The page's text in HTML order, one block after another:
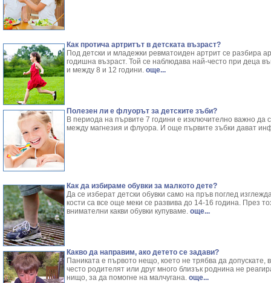
Как протича артритът в детската възраст?
Под детски и младежки ревматоиден артрит се разбира
годишна възраст. Той се наблюдава най-често при деца
и между 8 и 12 години. още...
Полезен ли е флуорът за детските зъби?
В периода на първите 7 години е изключително важно да
между магнезия и флуора. И още първите зъбки дават
Как да избираме обувки за малкото дете?
Да се изберат детски обувки само на пръв поглед
кости са все още меки се развива до 14-16 година. През
внимателни какви обувки купуваме. още...
Какво да направим, ако детето се задави?
Паниката е първото нещо, което не трябва да допускате,
често родителят или друг много близък роднина не
нищо, за да помогне на малчугана. още...